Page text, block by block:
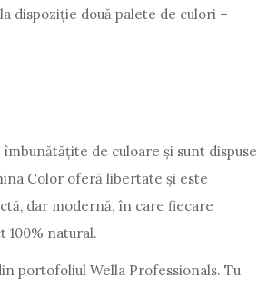
dispoziție două palete de culori –
de culoare și sunt dispuse
Color oferă libertate și este
dar modernă, în care fiecare
100% natural.
portofoliul Wella Professionals. Tu